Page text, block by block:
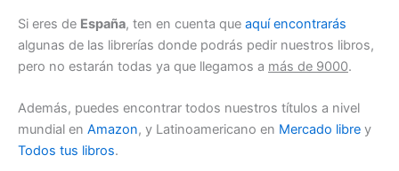
Si eres de España, ten en cuenta que aquí encontrarás
algunas de las librerías donde podrás pedir nuestros libros,
pero no estarán todas ya que llegamos a más de 9000.
Además, puedes encontrar todos nuestros títulos a nivel
mundial en Amazon, y Latinoamericano en Mercado libre y
Todos tus libros.